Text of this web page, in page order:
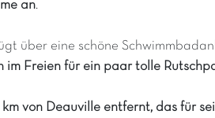
an.
über eine schöne
im Freien für ein paar tolle
km von Deauville entfernt, das für